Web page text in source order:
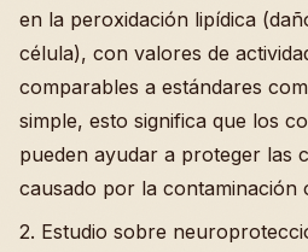
en la peroxidación lipídica
célula), con valores de
comparables a estándares
simple, esto significa que los
pueden ayudar a proteger las
causado por la contaminación
2. Estudio sobre